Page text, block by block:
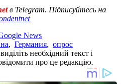
в Telegram. Підписуйтесь на
News
, Германия, опрос
необхідний текст і
про це редакцію.